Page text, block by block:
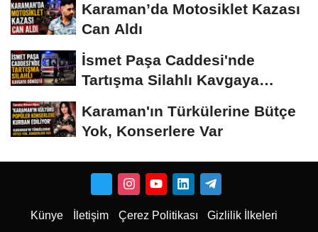
Karaman’da Motosiklet Kazası
Can Aldı
İsmet Paşa Caddesi'nde
Tartışma Silahlı Kavgaya
Karaman'ın Türkülerine Bütçe
Yok, Konserlere Var
Künye İletişim Çerez Politikası Gizlilik İlkeleri